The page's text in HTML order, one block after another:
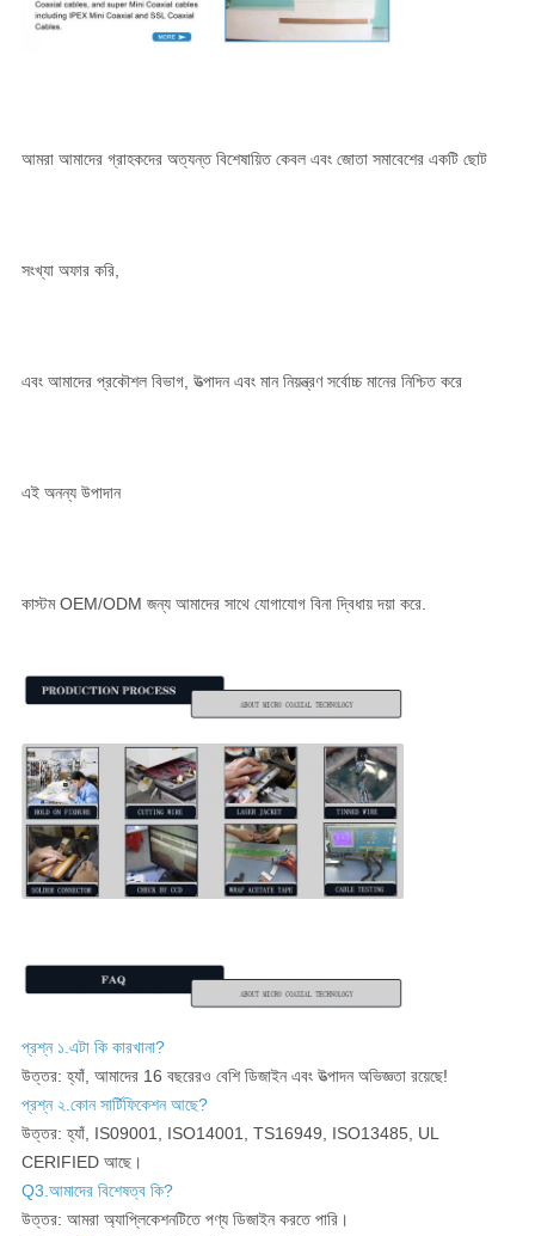
আমরা আমাদের গ্রাহকদের অত্যন্ত বিশেষায়িত কেবল এবং জোতা সমাবেশের একটি ছোট
সংখ্যা অফার করি,
এবং আমাদের প্রকৌশল বিভাগ, উত্পাদন এবং মান নিয়ন্ত্রণ সর্বোচ্চ মানের নিশ্চিত করে
এই অনন্য উপাদান
কাস্টম OEM/ODM জন্য আমাদের সাথে যোগাযোগ বিনা দ্বিধায় দয়া করে.
প্রশ্ন ১.এটা কি কারখানা?
উত্তর: হ্যাঁ, আমাদের 16 বছরেরও বেশি ডিজাইন এবং উত্পাদন অভিজ্ঞতা রয়েছে!
প্রশ্ন ২.কোন সার্টিফিকেশন আছে?
উত্তর: হ্যাঁ, IS09001, ISO14001, TS16949, ISO13485, UL
CERIFIED আছে।
Q3.আমাদের বিশেষত্ব কি?
উত্তর: আমরা অ্যাপ্লিকেশনটিতে পণ্য ডিজাইন করতে পারি।